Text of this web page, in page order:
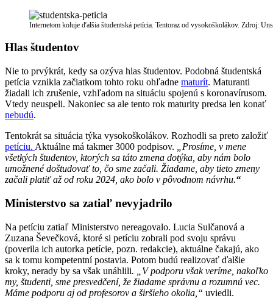
Internetom koluje ďalšia študentská petícia. Tentoraz od vysokoškolákov. Zdroj:
Hlas študentov
Nie to prvýkrát, kedy sa ozýva hlas študentov. Podobná študentská
petícia vznikla začiatkom tohto roku ohľadne maturít. Maturanti
žiadali ich zrušenie, vzhľadom na situáciu spojenú s koronavírusom.
Vtedy neuspeli. Nakoniec sa ale tento rok maturity predsa len konať
nebudú.
Tentokrát sa situácia týka vysokoškolákov. Rozhodli sa preto založiť
petíciu. Aktuálne má takmer 3000 podpisov. „Prosíme, v mene
všetkých študentov, ktorých sa táto zmena dotýka, aby nám bolo
umožnené doštudovať to, čo sme začali. Žiadame, aby tieto zmeny
začali platiť až od roku 2024, ako bolo v pôvodnom návrhu.“
Ministerstvo sa zatiaľ nevyjadrilo
Na petíciu zatiaľ Ministerstvo nereagovalo. Lucia Sulčanová a
Zuzana Ševečková, ktoré si petíciu zobrali pod svoju správu
(poverila ich autorka petície, pozn. redakcie), aktuálne čakajú, ako
sa k tomu kompetentní postavia. Potom budú realizovať ďalšie
kroky, nerady by sa však unáhlili. „V podporu však veríme, nakoľko
my, študenti, sme presvedčení, že žiadame správnu a rozumnú vec.
Máme podporu aj od profesorov a širšieho okolia,“ uviedli.